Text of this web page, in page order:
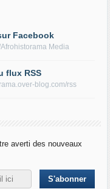
Facebook
Media
flux RSS
blog.com/rss
averti des nouveaux